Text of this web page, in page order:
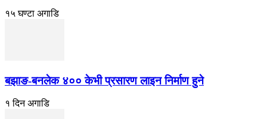
१५ घण्टा अगाडि
बझाङ-बनलेक ४०० केभी प्रसारण लाइन निर्माण हुने
१ दिन अगाडि